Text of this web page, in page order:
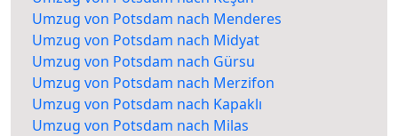
Umzug von Potsdam nach Menderes
Umzug von Potsdam nach Midyat
Umzug von Potsdam nach Gürsu
Umzug von Potsdam nach Merzifon
Umzug von Potsdam nach Kapaklı
Umzug von Potsdam nach Milas